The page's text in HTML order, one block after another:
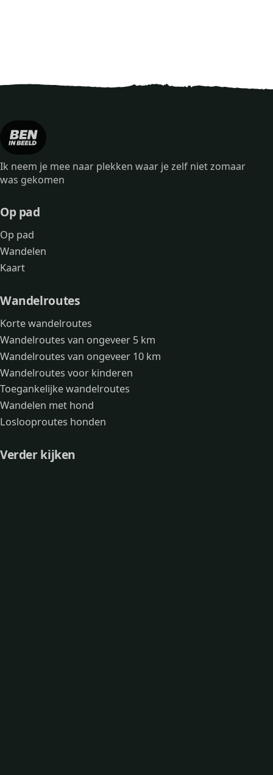
Ik neem je mee naar plekken waar je zelf niet zomaar
was gekomen
Op pad
Op pad
Wandelen
Kaart
Wandelroutes
Korte wandelroutes
Wandelroutes van ongeveer 5 km
Wandelroutes van ongeveer 10 km
Wandelroutes voor kinderen
Toegankelijke wandelroutes
Wandelen met hond
Loslooproutes honden
Verder kijken